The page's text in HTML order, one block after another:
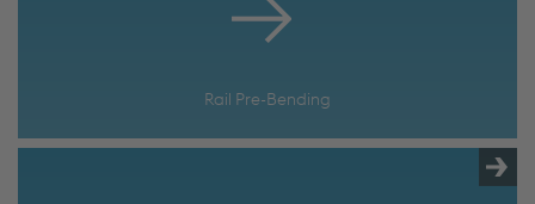
Rail Pre-Bending